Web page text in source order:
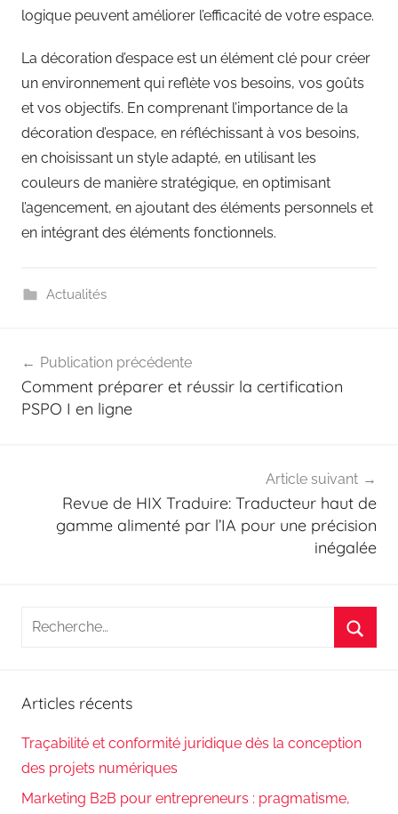
logique peuvent améliorer l’efficacité de votre espace.
La décoration d’espace est un élément clé pour créer
un environnement qui reflète vos besoins, vos goûts
et vos objectifs. En comprenant l’importance de la
décoration d’espace, en réfléchissant à vos besoins,
en choisissant un style adapté, en utilisant les
couleurs de manière stratégique, en optimisant
l’agencement, en ajoutant des éléments personnels et
en intégrant des éléments fonctionnels.
Actualités
de
l’article
Publication précédente
Comment préparer et réussir la certification
PSPO I en ligne
Article suivant
Revue de HIX Traduire: Traducteur haut de
gamme alimenté par l’IA pour une précision
inégalée
Recherche
Articles récents
Traçabilité et conformité juridique dès la conception
des projets numériques
Marketing B2B pour entrepreneurs : pragmatisme,